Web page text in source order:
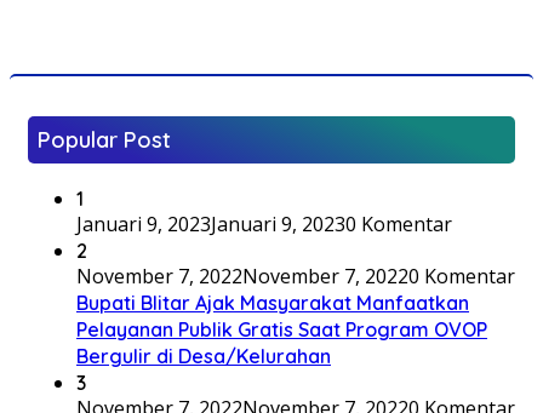
Popular Post
1
Januari 9, 2023Januari 9, 20230 Komentar
2
November 7, 2022November 7, 20220 Komentar
Bupati Blitar Ajak Masyarakat Manfaatkan
Pelayanan Publik Gratis Saat Program OVOP
Bergulir di Desa/Kelurahan
3